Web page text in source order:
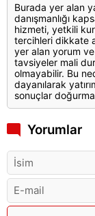
Burada yer alan
danışmanlığı
hizmeti, yetkili
tercihleri dikkate
yer alan yorum
tavsiyeler mali
olmayabilir. Bu
dayanılarak
sonuçlar
Yorumlar